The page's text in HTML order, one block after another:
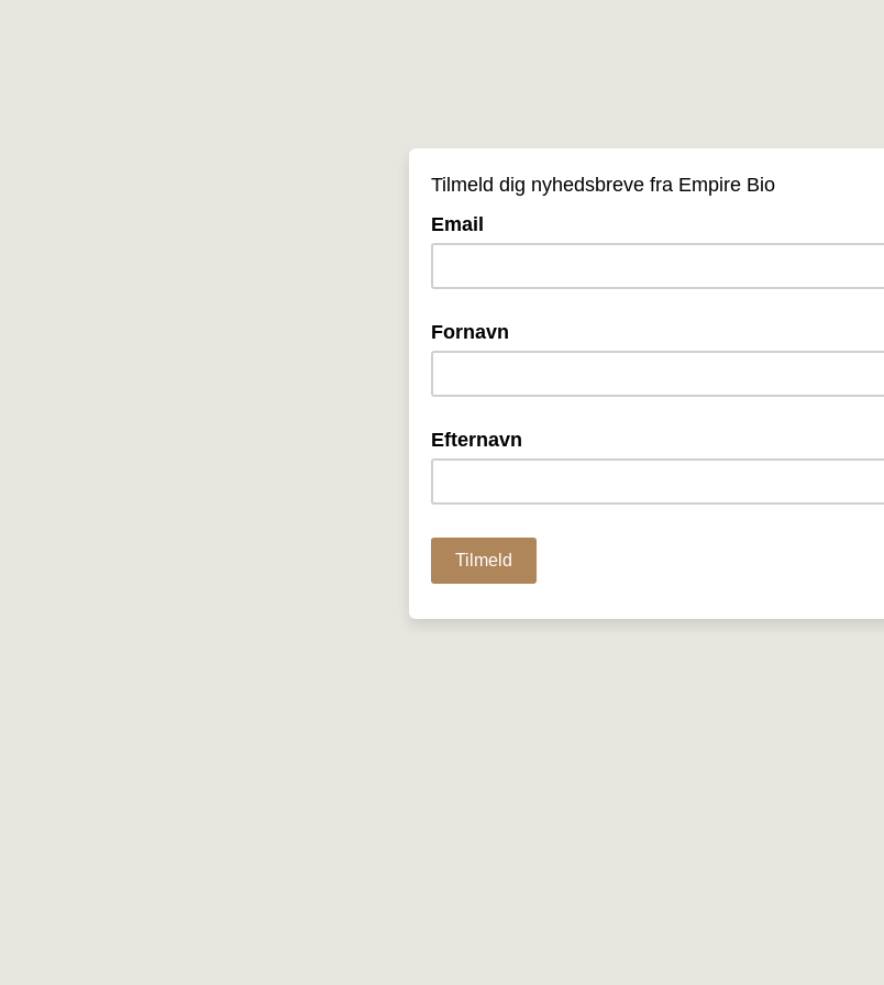
Tilmeld dig nyhedsbreve fra Empire Bio
Email
Fornavn
Efternavn